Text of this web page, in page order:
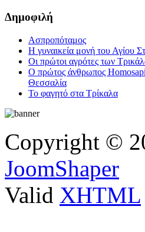
Δημοφιλή
Ασπροπόταμος
Η γυναικεία μονή του Αγίου
Οι πρώτοι αγρότες των
Ο πρώτος άνθρωπος
Θεσσαλία
Το φαγητό στα Τρίκαλα
Copyright ©
JoomShaper
Valid XHTML